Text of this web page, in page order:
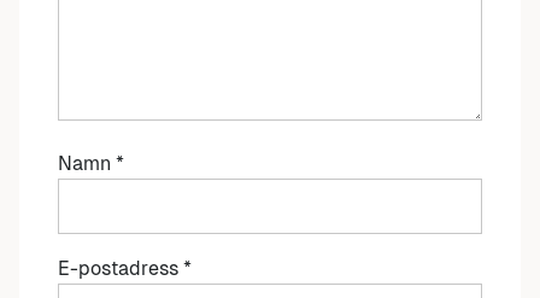
Namn *
E-postadress *